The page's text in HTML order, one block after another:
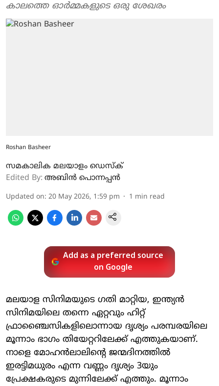
കാലത്തെ ഓര്‍മ്മകളുടെ ഒരു ശേഖരം
Roshan Basheer
സമകാലിക മലയാളം ഡെസ്ക്
Edited By: അബിന്‍ പൊന്നപ്പന്‍
Updated on: 20 May 2026, 1:59 pm 1 min read
Add as a preferred source
on Google
മലയാള സിനിമയുടെ ഗതി മാറ്റിയ, ഇന്ത്യന്‍
സിനിമയിലെ തന്നെ ഏറ്റവും ഹിറ്റ്
ഫ്രാഞ്ചൈസികളിലൊന്നായ ദൃശ്യം പരമ്പരയിലെ
മൂന്നാം ഭാഗം തിയേറ്ററിലേക്ക് എത്തുകയാണ്.
നാളെ മോഹന്‍ലാലിന്റെ ജന്മദിനത്തില്‍
ഇരട്ടിമധുരം എന്ന വണ്ണം ദൃശ്യം 3യും
പ്രേക്ഷകരുടെ മുന്നിലേക്ക് എത്തും. മൂന്നാം